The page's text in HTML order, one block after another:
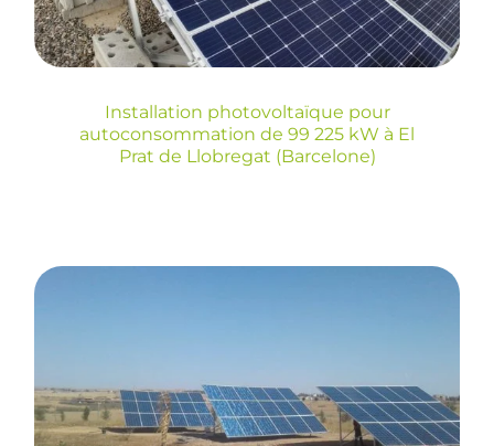
Installation photovoltaïque pour
autoconsommation de 99 225 kW à El
Prat de Llobregat (Barcelone)
photovoltaïque à
système isolé de